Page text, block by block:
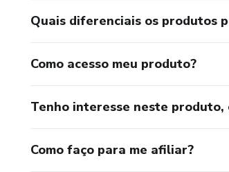
Quais diferenciais os produtos
Como acesso meu produto?
Tenho interesse neste produto,
Como faço para me afiliar?